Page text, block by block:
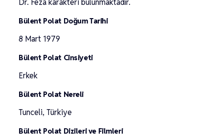
Dr. Feza karakteri bulunmaktadır.
Bülent Polat Doğum Tarihi
8 Mart 1979
Bülent Polat Cinsiyeti
Erkek
Bülent Polat Nereli
Tunceli, Türkiye
Bülent Polat Dizileri ve Filmleri